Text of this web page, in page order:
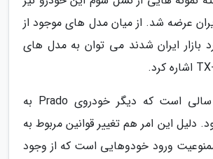
عرضه شد. از میان مدل های موجود از
بازار ایران شدند می توان به مدل های
البته اکنون چند سالی است که دیگر خودروی Prado به
دلیل این امر هم تغییر قوانین مربوط به
ورود خودوهایی است که از وجود